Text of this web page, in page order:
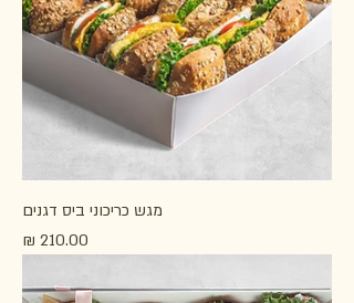
מגש כריכוני ביס דגנים
מחיר